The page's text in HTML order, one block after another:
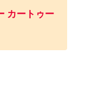
カートゥー